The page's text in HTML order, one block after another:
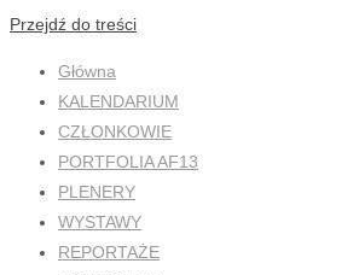
Przejdź do treści
Główna
KALENDARIUM
CZŁONKOWIE
PORTFOLIA AF13
PLENERY
WYSTAWY
REPORTAŻE